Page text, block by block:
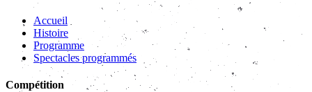
Accueil
Histoire
Programme
Spectacles programmés
Compétition